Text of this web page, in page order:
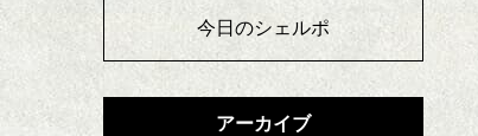
今日のシェルポ
アーカイブ